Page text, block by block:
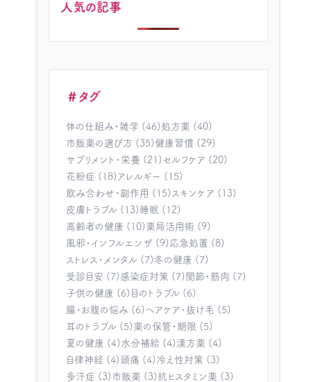
人気の記事
＃タグ
体の仕組み・雑学 (46) 処方薬 (40)
市販薬の選び方 (35) 健康習慣 (29)
サプリメント・栄養 (21) セルフケア (20)
花粉症 (18) アレルギー (15)
飲み合わせ・副作用 (15) スキンケア (13)
皮膚トラブル (13) 睡眠 (12)
高齢者の健康 (10) 薬局活用術 (9)
風邪・インフルエンザ (9) 応急処置 (8)
ストレス・メンタル (7) 冬の健康 (7)
受診目安 (7) 感染症対策 (7) 関節・筋肉 (7)
子供の健康 (6) 目のトラブル (6)
腸・お腹の悩み (6) ヘアケア・抜け毛 (5)
耳のトラブル (5) 薬の保管・期限 (5)
夏の健康 (4) 水分補給 (4) 漢方薬 (4)
自律神経 (4) 頭痛 (4) 冷え性対策 (3)
多汗症 (3) 市販薬 (3) 抗ヒスタミン薬 (3)